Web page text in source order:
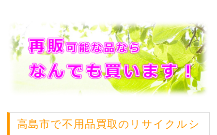
高島市で不用品買取の リサイクル シ